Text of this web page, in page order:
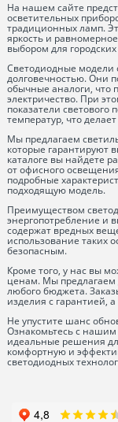
На нашем сайте
осветительных
традиционных ламп.
яркость и
выбором для
Светодиодные модели
долговечностью. Они
обычные аналоги, что
электричество. При
показатели
температур, что
Мы предлагаем
которые гарантируют
каталоге вы найдете
от офисного
подробные
подходящую модель.
Преимуществом
энергопотребление и
содержат вредных
использование таких
безопасным.
Кроме того, у нас вы
ценам. Мы предлагаем
любого бюджета.
изделия с гарантией,
Не упустите шанс
Ознакомьтесь с
идеальные решения
комфортную и
светодиодных